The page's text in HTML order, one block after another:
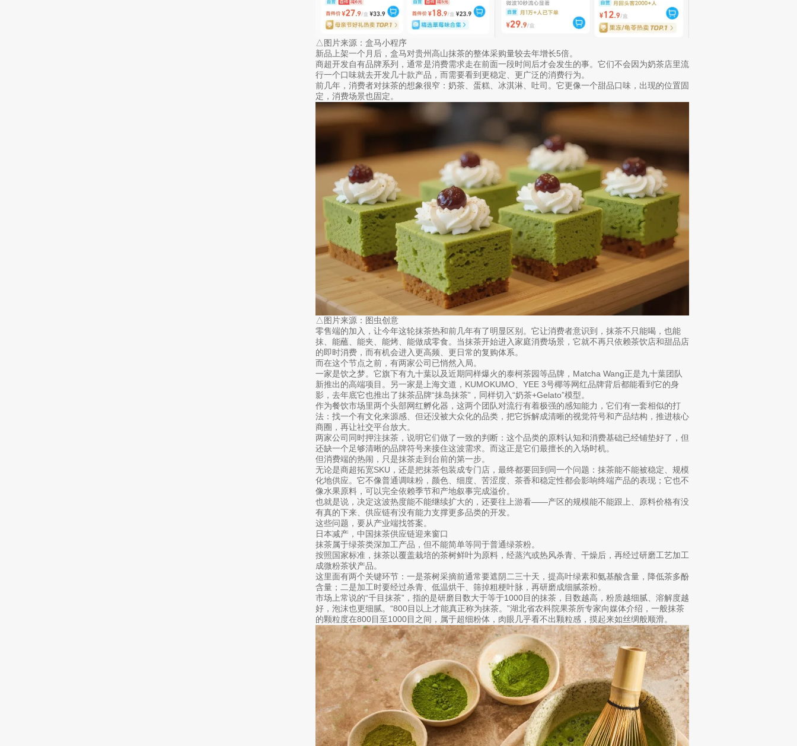
△图片来源：盒马小程序
新品上架一个月后，盒马对贵州高山抹茶的整体采购量较去年增长5倍。
商超开发自有品牌系列，通常是消费需求走在前面一段时间后才会发生的事。它们不会因为奶茶店里流
行一个口味就去开发几十款产品，而需要看到更稳定、更广泛的消费行为。
前几年，消费者对抹茶的想象很窄：奶茶、蛋糕、冰淇淋、吐司。它更像一个甜品口味，出现的位置固
定，消费场景也固定。
△图片来源：图虫创意
零售端的加入，让今年这轮抹茶热和前几年有了明显区别。它让消费者意识到，抹茶不只能喝，也能
抹、能蘸、能夹、能烤、能做成零食。当抹茶开始进入家庭消费场景，它就不再只依赖茶饮店和甜品店
的即时消费，而有机会进入更高频、更日常的复购体系。
而在这个节点之前，有两家公司已悄然入局。
一家是饮之梦。它旗下有九十葉以及近期同样爆火的泰柯茶园等品牌，Matcha Wang正是九十葉团队
新推出的高端项目。另一家是上海文道，KUMOKUMO、YEE 3号椰等网红品牌背后都能看到它的身
影，去年底它也推出了抹茶品牌“抹岛抹茶”，同样切入“奶茶+Gelato”模型。
作为餐饮市场里两个头部网红孵化器，这两个团队对流行有着极强的感知能力，它们有一套相似的打
法：找一个有文化来源感、但还没被大众化的品类，把它拆解成清晰的视觉符号和产品结构，推进核心
商圈，再让社交平台放大。
两家公司同时押注抹茶，说明它们做了一致的判断：这个品类的原料认知和消费基础已经铺垫好了，但
还缺一个足够清晰的品牌符号来接住这波需求。而这正是它们最擅长的入场时机。
但消费端的热闹，只是抹茶走到台前的第一步。
无论是商超拓宽SKU，还是把抹茶包装成专门店，最终都要回到同一个问题：抹茶能不能被稳定、规模
化地供应。它不像普通调味粉，颜色、细度、苦涩度、茶香和稳定性都会影响终端产品的表现；它也不
像水果原料，可以完全依赖季节和产地叙事完成溢价。
也就是说，决定这波热度能不能继续扩大的，还要往上游看——产区的规模能不能跟上、原料价格有没
有真的下来、供应链有没有能力支撑更多品类的开发。
这些问题，要从产业端找答案。
日本减产，中国抹茶供应链迎来窗口
抹茶属于绿茶类深加工产品，但不能简单等同于普通绿茶粉。
按照国家标准，抹茶以覆盖栽培的茶树鲜叶为原料，经蒸汽或热风杀青、干燥后，再经过研磨工艺加工
成微粉茶状产品。
这里面有两个关键环节：一是茶树采摘前通常要遮阴二三十天，提高叶绿素和氨基酸含量，降低茶多酚
含量；二是加工时要经过杀青、低温烘干、筛掉粗梗叶脉，再研磨成细腻茶粉。
市场上常说的“千目抹茶”，指的是研磨目数大于等于1000目的抹茶，目数越高，粉质越细腻、溶解度越
好，泡沫也更细腻。“800目以上才能真正称为抹茶。”湖北省农科院果茶所专家向媒体介绍，一般抹茶
的颗粒度在800目至1000目之间，属于超细粉体，肉眼几乎看不出颗粒感，摸起来如丝绸般顺滑。